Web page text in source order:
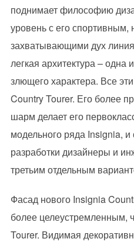
поднимает философию
уровень с его спортивным,
захватывающими дух
легкая архитектура – одна
злющего характера. Все
Country Tourer. Его более
шарм делает его
модельного ряда Insignia,
разработки дизайнеры и
третьим отдельным
Фасад нового Insignia
более целеустремленным,
Tourer. Видимая